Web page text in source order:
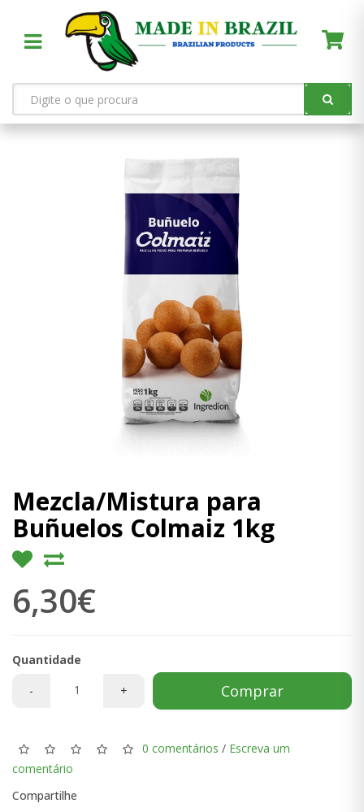
Mezcla/Mistura para
Buñuelos Colmaiz 1kg
6,30€
Quantidade
-
+ Comprar
0 comentários / Escreva um
comentário
Compartilhe